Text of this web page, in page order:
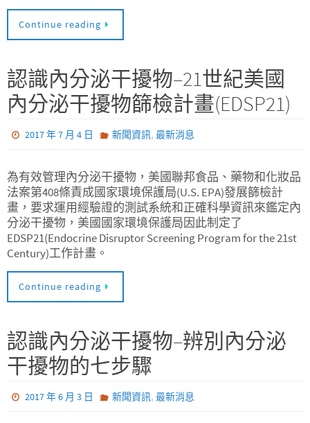
Continue reading
認識內分泌干擾物–21世紀美國
內分泌干擾物篩檢計畫(EDSP21)
2017 年 7 月 4 日 新聞資訊, 最新消息
為有效管理內分泌干擾物，美國聯邦食品、藥物和化妝品
法案第408條責成國家環境保護局(U.S. EPA)發展篩檢計
畫，要求運用經驗證的測試系統和正確科學資訊來鑑定內
分泌干擾物，美國國家環境保護局因此制定了
EDSP21(Endocrine Disruptor Screening Program for the 21st
Century)工作計畫。
Continue reading
認識內分泌干擾物–辨別內分泌
干擾物的七步驟
2017 年 6 月 3 日 新聞資訊, 最新消息